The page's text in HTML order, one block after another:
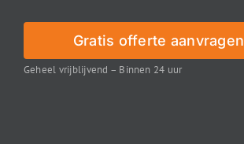
Gratis offerte aanvragen
Geheel vrijblijvend – Binnen 24 uur